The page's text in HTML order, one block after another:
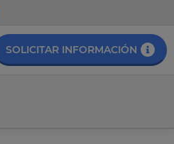
SOLICITAR INFORMACIÓN